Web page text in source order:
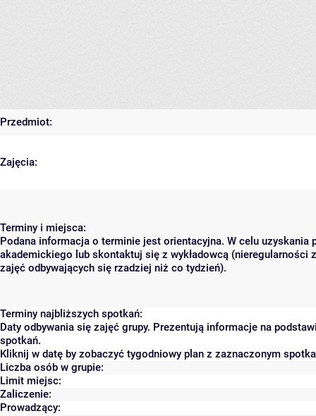
Przedmiot:
Zajęcia:
Terminy i miejsca:
Podana informacja o terminie jest orientacyjna. W celu
akademickiego lub skontaktuj się z wykładowcą (nieregularności
zajęć odbywających się rzadziej niż co tydzień).
Terminy najbliższych spotkań:
Daty odbywania się zajęć grupy. Prezentują informacje na
spotkań.
Kliknij w datę by zobaczyć tygodniowy plan z zaznaczonym
Liczba osób w grupie:
Limit miejsc:
Zaliczenie:
Prowadzący: